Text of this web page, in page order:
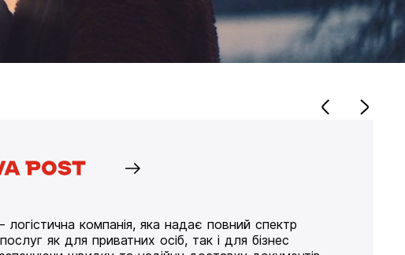
компанія, яка надає повний спектр
як для приватних осіб, так і для бізнес